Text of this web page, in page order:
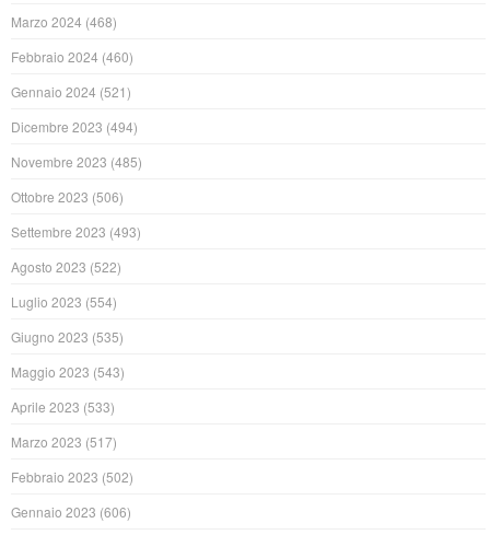
Marzo 2024 (468)
Febbraio 2024 (460)
Gennaio 2024 (521)
Dicembre 2023 (494)
Novembre 2023 (485)
Ottobre 2023 (506)
Settembre 2023 (493)
Agosto 2023 (522)
Luglio 2023 (554)
Giugno 2023 (535)
Maggio 2023 (543)
Aprile 2023 (533)
Marzo 2023 (517)
Febbraio 2023 (502)
Gennaio 2023 (606)